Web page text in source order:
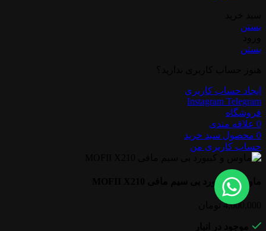
بستن
بستن
ایجاد حساب کاربری
Instagram Telegram
فروشگاه
0 علاقه مندی
0 محصول سبد خرید
حساب کاربری من
ماوس و کیبورد بی سیم مافی MOFII X210
4,000,000